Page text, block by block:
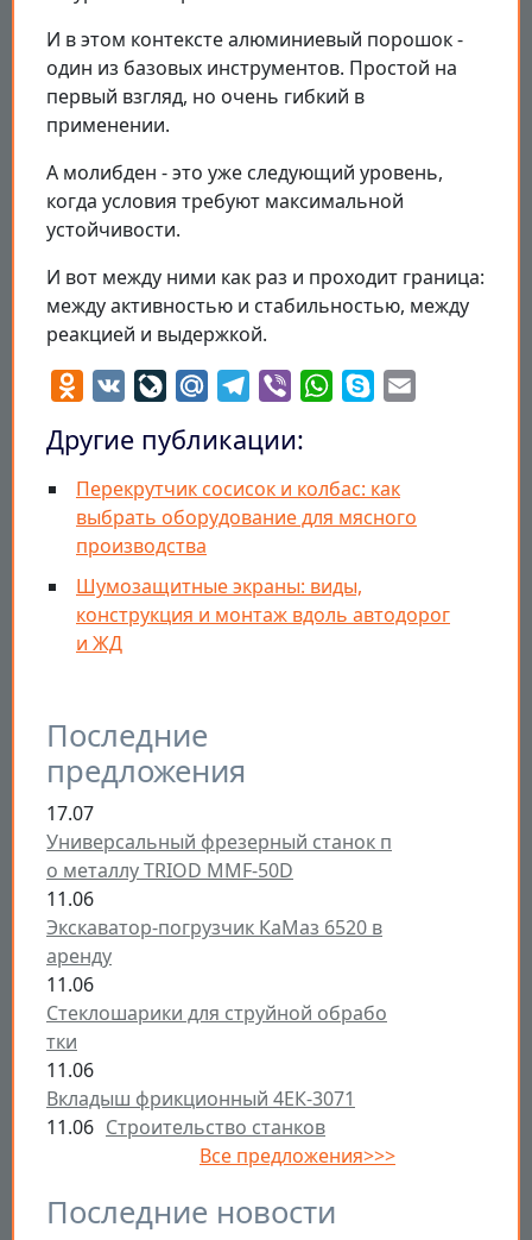
Последние
предложения
17.07
Универсальный фрезерный станок п
о металлу TRIOD MMF-50D
11.06
Экскаватор-погрузчик КаМаз 6520 в
аренду
11.06
Стеклошарики для струйной обрабо
тки
11.06
Вкладыш фрикционный 4ЕК-3071
11.06 Строительство станков
Все предложения>>>
Последние новости
И в этом контексте алюминиевый порошок -
один из базовых инструментов. Простой на
первый взгляд, но очень гибкий в
применении.
А молибден - это уже следующий уровень,
когда условия требуют максимальной
устойчивости.
И вот между ними как раз и проходит граница:
между активностью и стабильностью, между
реакцией и выдержкой.
Odnoklassniki
VK LiveJournal
Mail.RuTelegram
Viber WhatsApp
Skype
Другие публикации:
Перекрутчик сосисок и колбас: как
выбрать оборудование для мясного
производства
Шумозащитные экраны: виды,
конструкция и монтаж вдоль автодорог
и ЖД